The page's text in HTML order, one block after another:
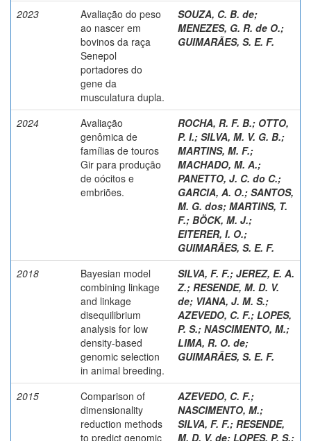
2023
Avaliação do peso
ao nascer em
bovinos da raça
Senepol
portadores do
gene da
musculatura dupla.
SOUZA, C. B. de;
MENEZES, G. R. de O.;
GUIMARÃES, S. E. F.
2024
Avaliação
genômica de
famílias de touros
Gir para produção
de oócitos e
embriões.
ROCHA, R. F. B.; OTTO,
P. I.; SILVA, M. V. G. B.;
MARTINS, M. F.;
MACHADO, M. A.;
PANETTO, J. C. do C.;
GARCIA, A. O.; SANTOS,
M. G. dos; MARTINS, T.
F.; BÖCK, M. J.;
EITERER, I. O.;
GUIMARÃES, S. E. F.
2018
Bayesian model
combining linkage
and linkage
disequilibrium
analysis for low
density-based
genomic selection
in animal breeding.
SILVA, F. F.; JEREZ, E. A.
Z.; RESENDE, M. D. V.
de; VIANA, J. M. S.;
AZEVEDO, C. F.; LOPES,
P. S.; NASCIMENTO, M.;
LIMA, R. O. de;
GUIMARÃES, S. E. F.
2015
Comparison of
dimensionality
reduction methods
to predict genomic
AZEVEDO, C. F.;
NASCIMENTO, M.;
SILVA, F. F.; RESENDE,
M. D. V. de; LOPES, P. S.;